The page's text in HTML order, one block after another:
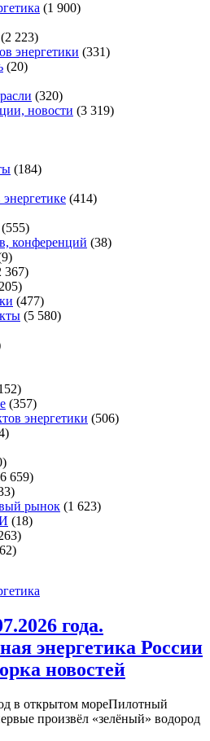
(1 900)
(2 223)
энергетики (331)
(20)
(320)
новости (3 319)
(184)
(414)
(555)
конференций (38)
367)
(477)
(5 580)
(357)
энергетики (506)
659)
рынок (1 623)
(18)
года.
энергетика России
новостей
в открытом мореПилотный
произвёл «зелёный» водород